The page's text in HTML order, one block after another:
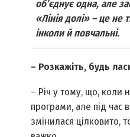
об’єднує одна, але
«Лінія долі» – це не
інколи й повчальні.
– Розкажіть, будь
– Річ у тому, що, коли
програми, але під час
змінилася